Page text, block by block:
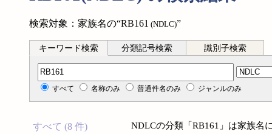
検索対象：家族名の“RB161 (NDLC)”
キーワード検索 分類記号検索 識別子検索
分類記号検索
すべて 名称のみ 普通件名のみ ジャンルのみ
すべて (8 件)
NDLCの分類「RB161」は家族名